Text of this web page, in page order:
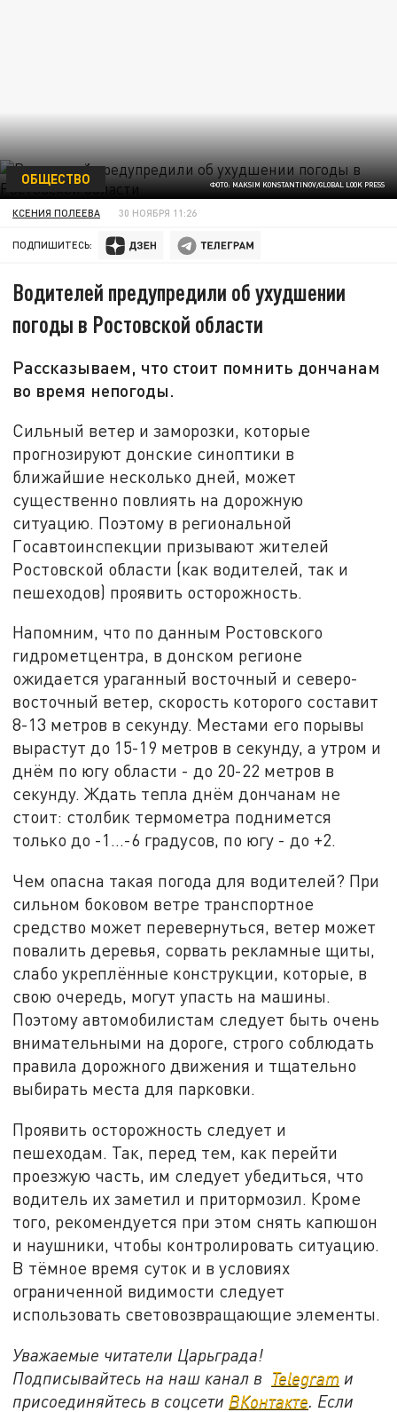
ФОТО: MAKSIM KONSTANTINOV/GLOBAL LOOK PRESS
ОБЩЕСТВО
КСЕНИЯ ПОЛЕЕВА 30 НОЯБРЯ 11:26
ПОДПИШИТЕСЬ:
Водителей предупредили об ухудшении
погоды в Ростовской области
Рассказываем, что стоит помнить дончанам
во время непогоды.
Сильный ветер и заморозки, которые
прогнозируют донские синоптики в
ближайшие несколько дней, может
существенно повлиять на дорожную
ситуацию. Поэтому в региональной
Госавтоинспекции призывают жителей
Ростовской области (как водителей, так и
пешеходов) проявить осторожность.
Напомним, что по данным Ростовского
гидрометцентра, в донском регионе
ожидается ураганный восточный и северо-
восточный ветер, скорость которого составит
8-13 метров в секунду. Местами его порывы
вырастут до 15-19 метров в секунду, а утром и
днём по югу области - до 20-22 метров в
секунду. Ждать тепла днём дончанам не
стоит: столбик термометра поднимется
только до -1…-6 градусов, по югу - до +2.
Чем опасна такая погода для водителей? При
сильном боковом ветре транспортное
средство может перевернуться, ветер может
повалить деревья, сорвать рекламные щиты,
слабо укреплённые конструкции, которые, в
свою очередь, могут упасть на машины.
Поэтому автомобилистам следует быть очень
внимательными на дороге, строго соблюдать
правила дорожного движения и тщательно
выбирать места для парковки.
Проявить осторожность следует и
пешеходам. Так, перед тем, как перейти
проезжую часть, им следует убедиться, что
водитель их заметил и притормозил. Кроме
того, рекомендуется при этом снять капюшон
и наушники, чтобы контролировать ситуацию.
В тёмное время суток и в условиях
ограниченной видимости следует
использовать световозвращающие элементы.
Уважаемые читатели Царьграда!
Подписывайтесь на наш канал в Telegram и
присоединяйтесь в соцсети ВКонтакте . Если